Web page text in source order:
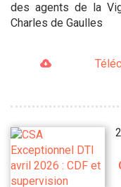
des agents de la
Charles de Gaulles